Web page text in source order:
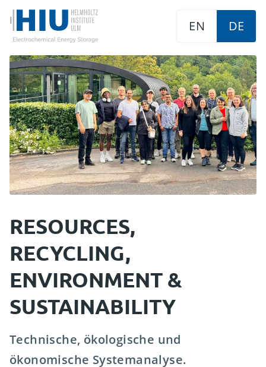
EN DE
RESOURCES,
RECYCLING,
ENVIRONMENT &
SUSTAINABILITY
Technische, ökologische und
ökonomische Systemanalyse.